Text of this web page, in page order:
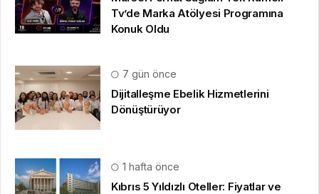
Tv’de Marka Atölyesi Programına
Konuk Oldu
7 gün önce
Dijitalleşme Ebelik Hizmetlerini
Dönüştürüyor
1 hafta önce
Kıbrıs 5 Yıldızlı Oteller: Fiyatlar ve